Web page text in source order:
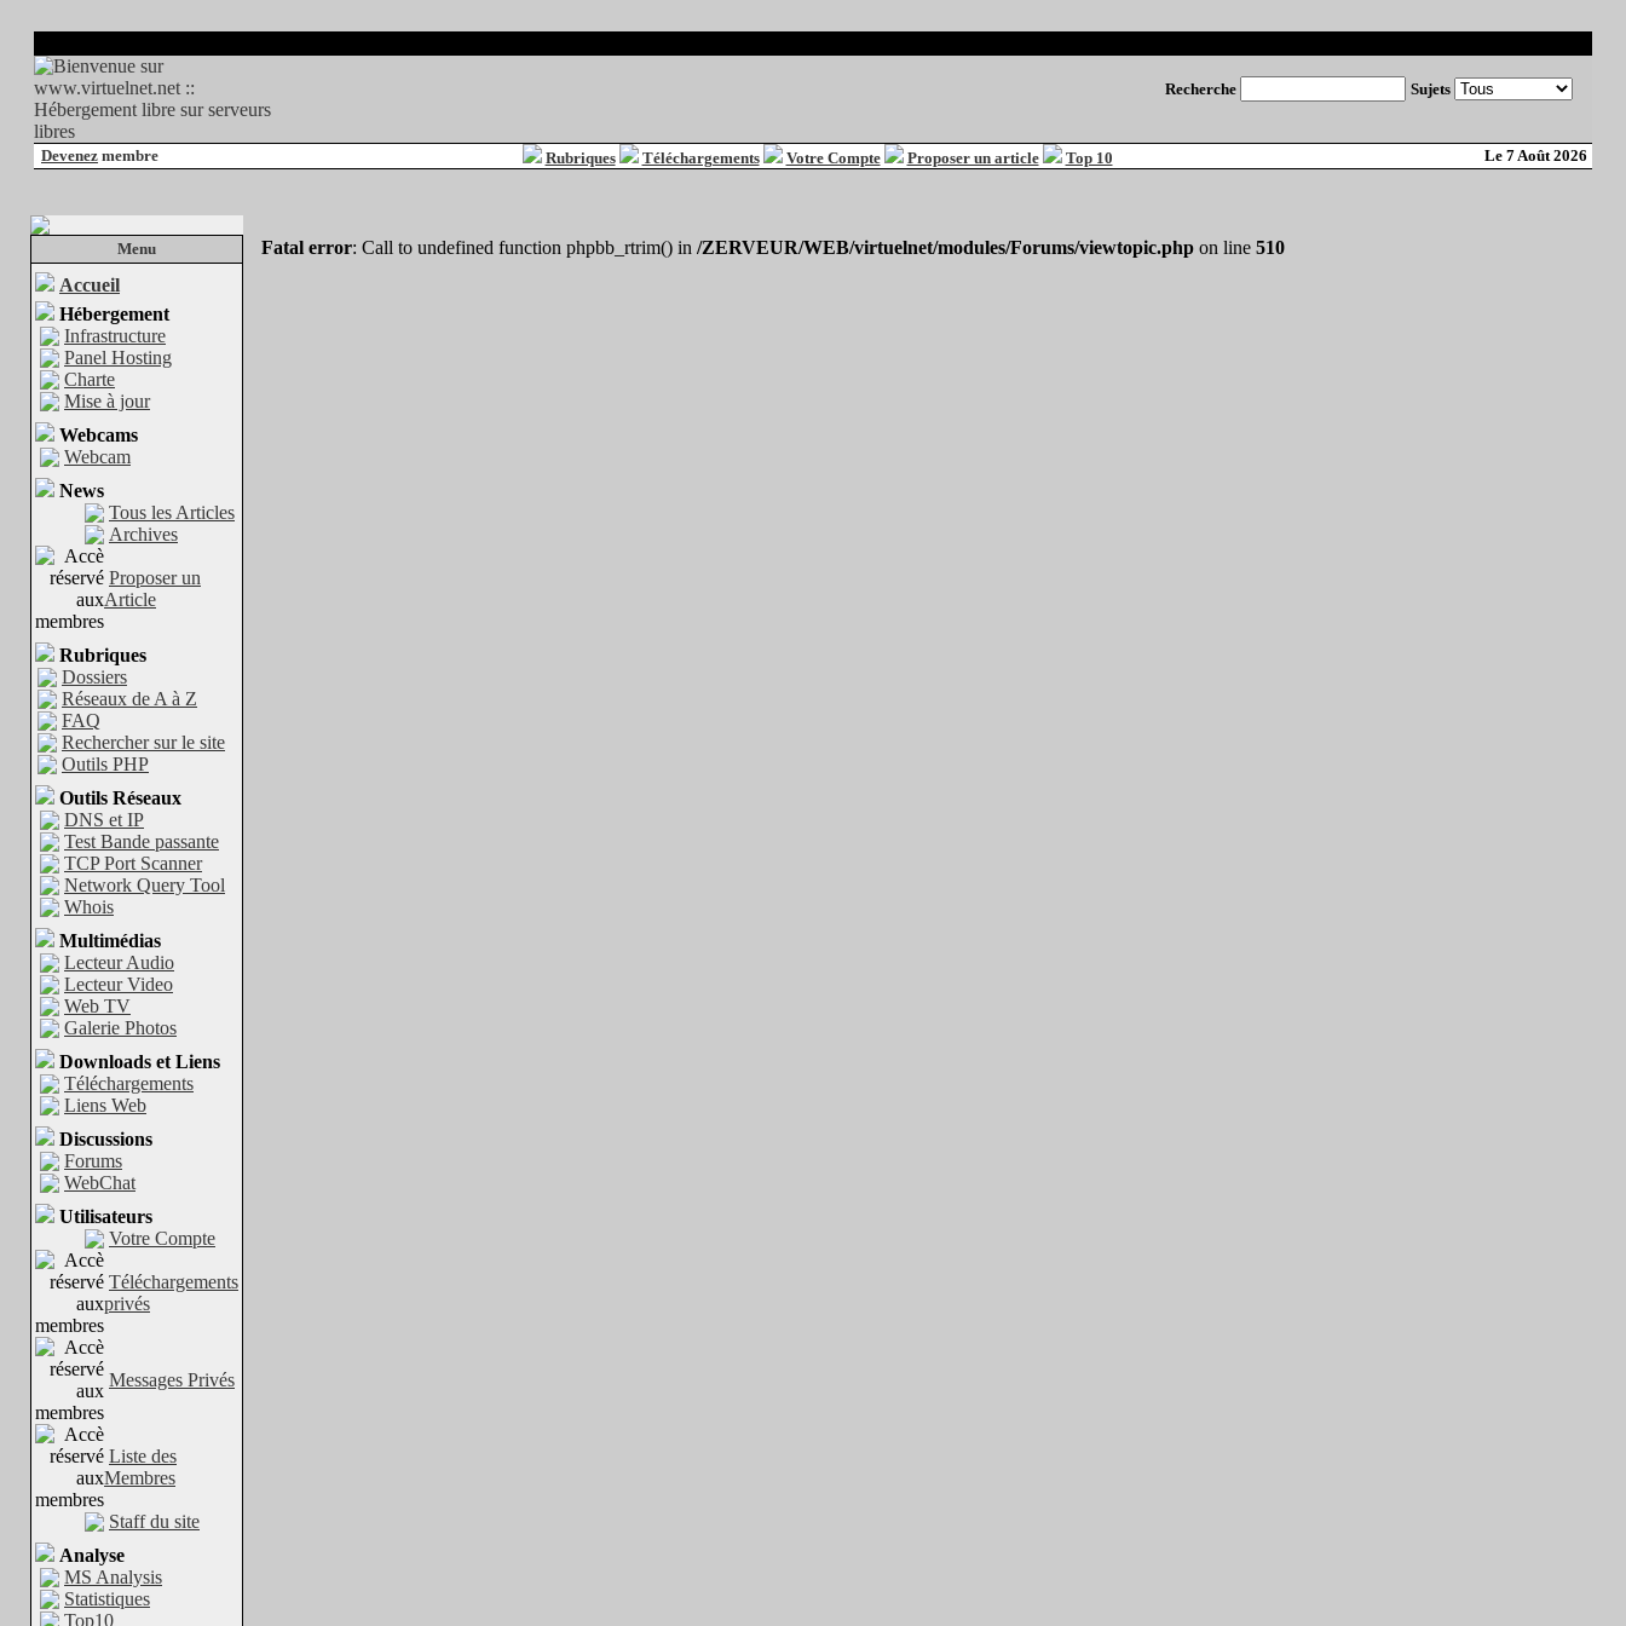
Recherche Sujets
Devenez membre Rubriques Téléchargements Votre Compte Proposer un article Top 10 Le 7 Août 2026
Menu
Accueil
Hébergement
Infrastructure
Panel Hosting
Charte
Mise à jour
Webcams
Webcam
News
Tous les Articles
Archives
Proposer un
Article
Rubriques
Dossiers
Réseaux de A à Z
FAQ
Rechercher sur le site
Outils PHP
Outils Réseaux
DNS et IP
Test Bande passante
TCP Port Scanner
Network Query Tool
Whois
Multimédias
Lecteur Audio
Lecteur Video
Web TV
Galerie Photos
Downloads et Liens
Téléchargements
Liens Web
Discussions
Forums
WebChat
Utilisateurs
Votre Compte
Téléchargements
privés
Messages Privés
Liste des
Membres
Staff du site
Analyse
MS Analysis
Statistiques
Top10
Fatal error: Call to undefined function phpbb_rtrim() in /ZERVEUR/WEB/virtuelnet/modules/Forums/viewtopic.php on line 510